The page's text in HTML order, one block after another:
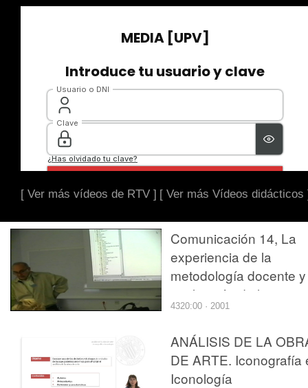
[ Ver más vídeos de RTV ] [ Ver más Vídeos didácticos
Comunicación 14, La
experiencia de la
metodología docente y
evaluación de la
asignatura
de rocas y túneles¿¿
(JIE)
4320:00 · 2001
ANÁLISIS DE LA
DE ARTE. Iconografía
Iconología